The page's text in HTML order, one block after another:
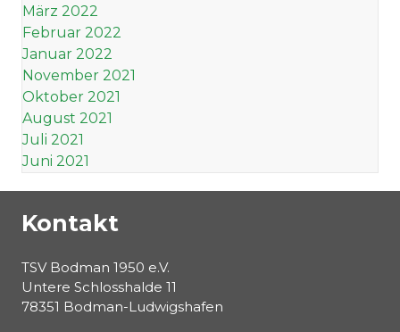
März 2022
Februar 2022
Januar 2022
November 2021
Oktober 2021
August 2021
Juli 2021
Juni 2021
Kontakt
TSV Bodman 1950 e.V.
Untere Schlosshalde 11
78351 Bodman-Ludwigshafen